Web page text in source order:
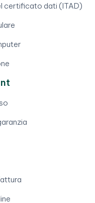
certificato dati (ITAD)